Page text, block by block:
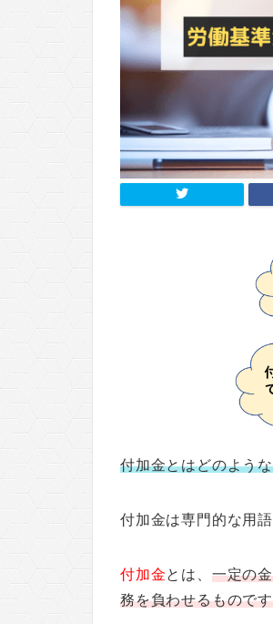
付加金とはどのよう
付加金は専門的な用
付加金とは、 一定の
務を負わせるものです